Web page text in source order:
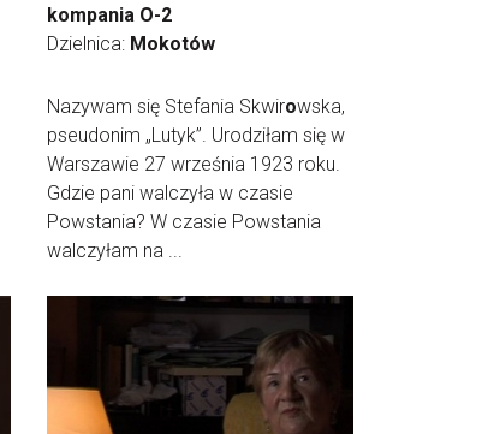
kompania O-2
Dzielnica: Mokotów
Nazywam się Stefania Skwirowska,
pseudonim „Lutyk”. Urodziłam się w
Warszawie 27 września 1923 roku.
Gdzie pani walczyła w czasie
Powstania? W czasie Powstania
walczyłam na ...